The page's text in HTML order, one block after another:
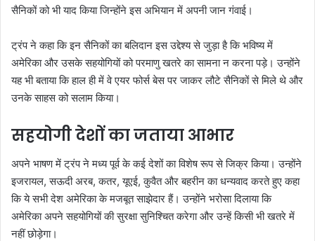
सैनिकों को भी याद किया जिन्होंने इस अभियान में अपनी जान गंवाई।
ट्रंप ने कहा कि इन सैनिकों का बलिदान इस उद्देश्य से जुड़ा है कि भविष्य में
अमेरिका और उसके सहयोगियों को परमाणु खतरे का सामना न करना पड़े। उन्होंने
यह भी बताया कि हाल ही में वे एयर फोर्स बेस पर जाकर लौटे सैनिकों से मिले थे और
उनके साहस को सलाम किया।
सहयोगी देशों का जताया आभार
अपने भाषण में ट्रंप ने मध्य पूर्व के कई देशों का विशेष रूप से जिक्र किया। उन्होंने
इजरायल, सऊदी अरब, कतर, यूएई, कुवैत और बहरीन का धन्यवाद करते हुए कहा
कि ये सभी देश अमेरिका के मजबूत साझेदार हैं। उन्होंने भरोसा दिलाया कि
अमेरिका अपने सहयोगियों की सुरक्षा सुनिश्चित करेगा और उन्हें किसी भी खतरे में
नहीं छोड़ेगा।